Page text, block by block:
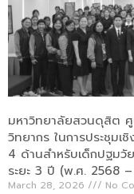
มหาวิทยาลัยสวนดุสิต
วิทยากร ในการประชุม
4 ด้านสำหรับเด็กปฐม
ระยะ 3 ปี (พ.ศ. 2568
March 28, 2026
No